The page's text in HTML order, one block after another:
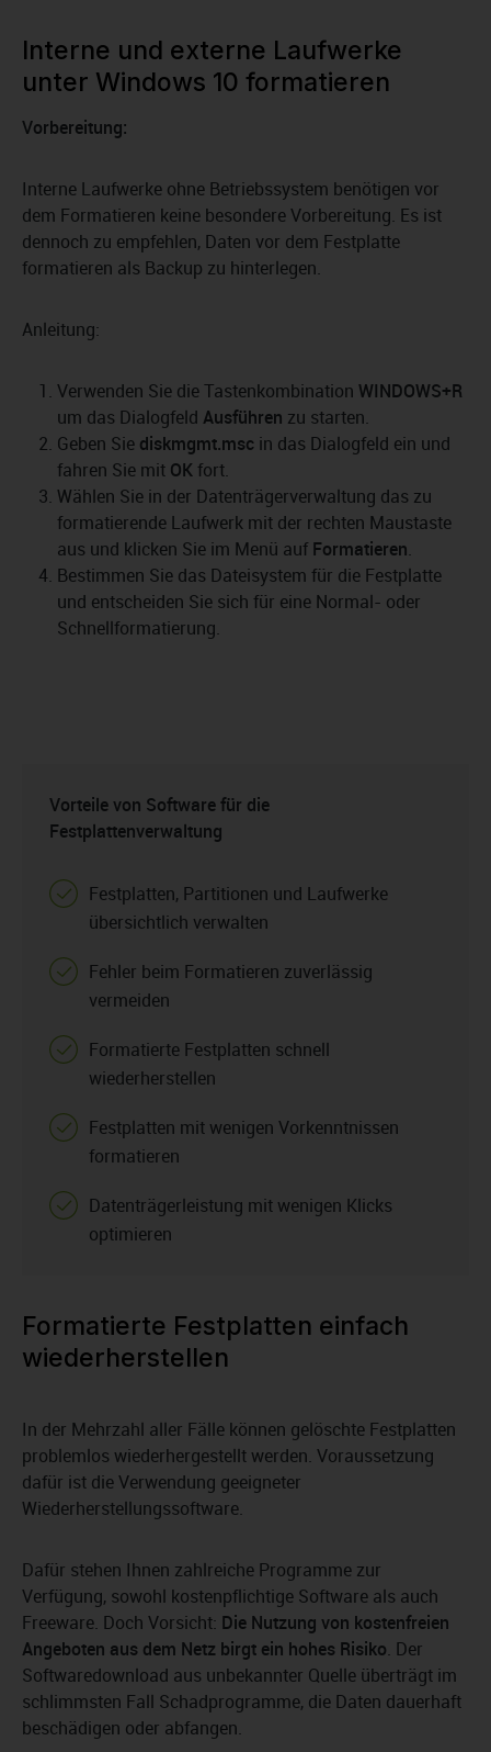
Interne und externe Laufwerke
unter Windows 10 formatieren
Vorbereitung:
Interne Laufwerke ohne Betriebssystem benötigen vor
dem Formatieren keine besondere Vorbereitung. Es ist
dennoch zu empfehlen, Daten vor dem Festplatte
formatieren als Backup zu hinterlegen.
Anleitung:
Verwenden Sie die Tastenkombination WINDOWS+R
um das Dialogfeld Ausführen zu starten.
Geben Sie diskmgmt.msc in das Dialogfeld ein und
fahren Sie mit OKfort.
Wählen Sie in der Datenträgerverwaltung das zu
formatierende Laufwerk mit der rechten Maustaste
aus und klicken Sie im Menü auf Formatieren.
Bestimmen Sie das Dateisystem für die Festplatte
und entscheiden Sie sich für eine Normal- oder
Schnellformatierung.
Vorteile von Software für die
Festplattenverwaltung
Festplatten, Partitionen und Laufwerke
übersichtlich verwalten
Fehler beim Formatieren zuverlässig
vermeiden
Formatierte Festplatten schnell
wiederherstellen
Festplatten mit wenigen Vorkenntnissen
formatieren
Datenträgerleistung mit wenigen Klicks
optimieren
Formatierte Festplatten einfach
wiederherstellen
In der Mehrzahl aller Fälle können gelöschte Festplatten
problemlos wiederhergestellt werden. Voraussetzung
dafür ist die Verwendung geeigneter
Wiederherstellungssoftware.
Dafür stehen Ihnen zahlreiche Programme zur
Verfügung, sowohl kostenpflichtige Software als auch
Freeware. Doch Vorsicht: Die Nutzung von kostenfreien
Angeboten aus dem Netz birgt ein hohes Risiko. Der
Softwaredownload aus unbekannter Quelle überträgt im
schlimmsten Fall Schadprogramme, die Daten dauerhaft
beschädigen oder abfangen.